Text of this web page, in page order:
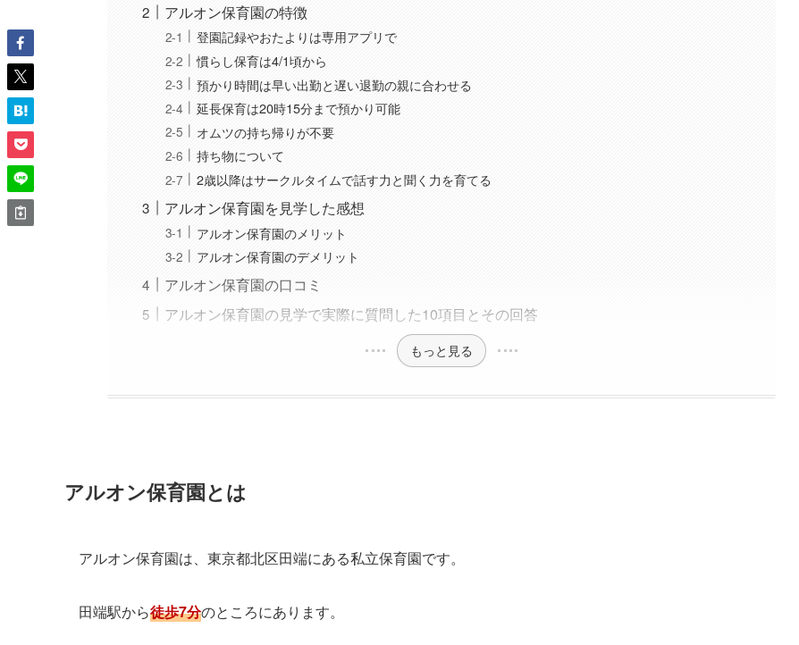
アルオン保育園の特徴
登園記録やおたよりは専用アプリで
慣らし保育は4/1頃から
預かり時間は早い出勤と遅い退勤の親に合わせる
延長保育は20時15分まで預かり可能
オムツの持ち帰りが不要
持ち物について
2歳以降はサークルタイムで話す力と聞く力を育てる
アルオン保育園を見学した感想
アルオン保育園のメリット
アルオン保育園のデメリット
アルオン保育園の口コミ
アルオン保育園の見学で実際に質問した10項目とその回答
もっと見る
アルオン保育園とは
アルオン保育園は、東京都北区田端にある私立保育園です。
田端駅から徒歩7分のところにあります。